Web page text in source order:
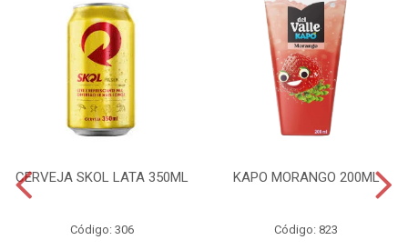
CERVEJA SKOL LATA 350ML
Código: 306
KAPO MORANGO 200ML
Código: 823